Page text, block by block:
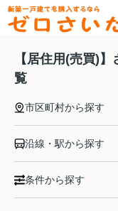
【居住用(売買)
覧
市区町村から探す
沿線・駅から探す
条件から探す